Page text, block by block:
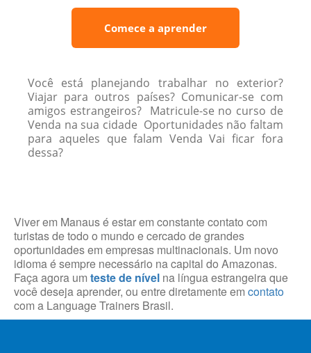
Comece a aprender
Você está planejando trabalhar no exterior?
Viajar para outros países? Comunicar-se com
amigos estrangeiros? Matricule-se no curso de
Venda na sua cidade Oportunidades não faltam
para aqueles que falam Venda Vai ficar fora
dessa?
Viver em Manaus é estar em constante contato com
turistas de todo o mundo e cercado de grandes
oportunidades em empresas multinacionais. Um novo
idioma é sempre necessário na capital do Amazonas.
Faça agora um teste de nível na língua estrangeira que
você deseja aprender, ou entre diretamente em contato
com a Language Trainers Brasil.